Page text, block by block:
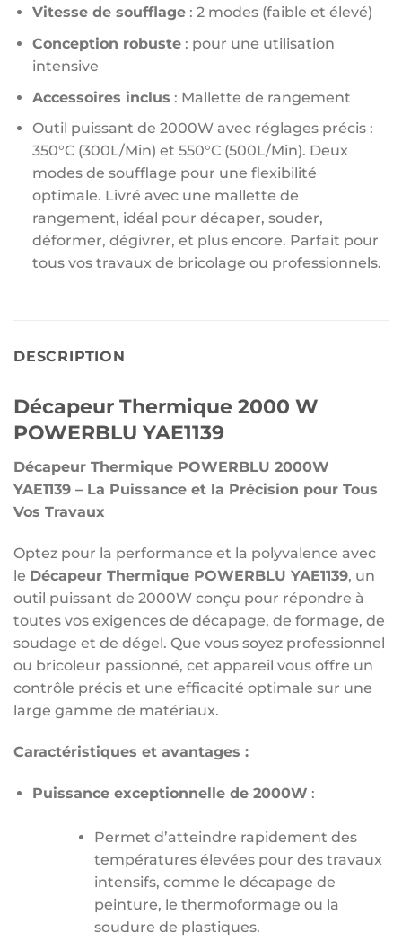
Vitesse de soufflage: 2 modes (faible et élevé)
Conception robuste: pour une utilisation
intensive
Accessoires inclus : Mallette de rangement
Outil puissant de 2000W avec réglages précis :
350°C (300L/Min) et 550°C (500L/Min). Deux
modes de soufflage pour une flexibilité
optimale. Livré avec une mallette de
rangement, idéal pour décaper, souder,
déformer, dégivrer, et plus encore. Parfait pour
tous vos travaux de bricolage ou professionnels.
DESCRIPTION
Décapeur Thermique 2000 W
POWERBLU YAE1139
Décapeur Thermique POWERBLU 2000W
YAE1139 – La Puissance et la Précision pour Tous
Vos Travaux
Optez pour la performance et la polyvalence avec
le Décapeur Thermique POWERBLU YAE1139, un
outil puissant de 2000W conçu pour répondre à
toutes vos exigences de décapage, de formage, de
soudage et de dégel. Que vous soyez professionnel
ou bricoleur passionné, cet appareil vous offre un
contrôle précis et une efficacité optimale sur une
large gamme de matériaux.
Caractéristiques et avantages :
Puissance exceptionnelle de 2000W :
Permet d’atteindre rapidement des
températures élevées pour des travaux
intensifs, comme le décapage de
peinture, le thermoformage ou la
soudure de plastiques.